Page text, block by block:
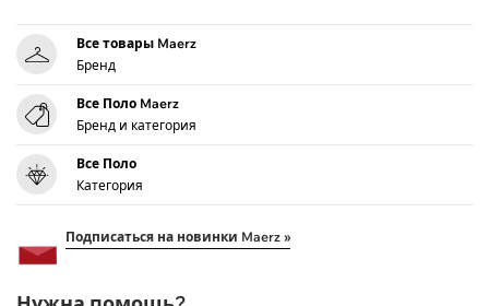
Все товары Maerz
Бренд
Все Поло Maerz
Бренд и категория
Все Поло
Категория
Подписаться на новинки Maerz »